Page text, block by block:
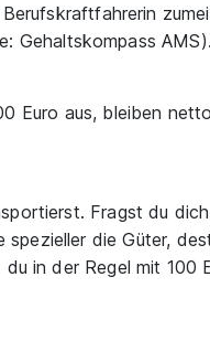
Gehaltskompass AMS).
Euro aus, bleiben
Fragst du
spezieller die Güter,
in der Regel mit 100